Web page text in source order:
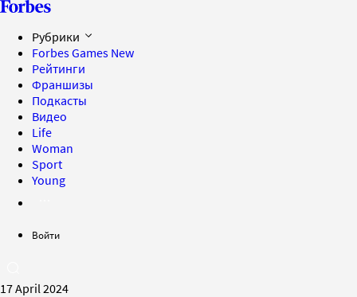
Рубрики
Forbes Games New
Рейтинги
Франшизы
Подкасты
Видео
Life
Woman
Sport
Young
Войти
17 April 2024